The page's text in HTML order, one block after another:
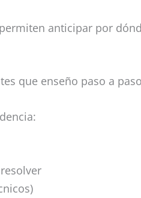
anticipar por
que enseño paso a